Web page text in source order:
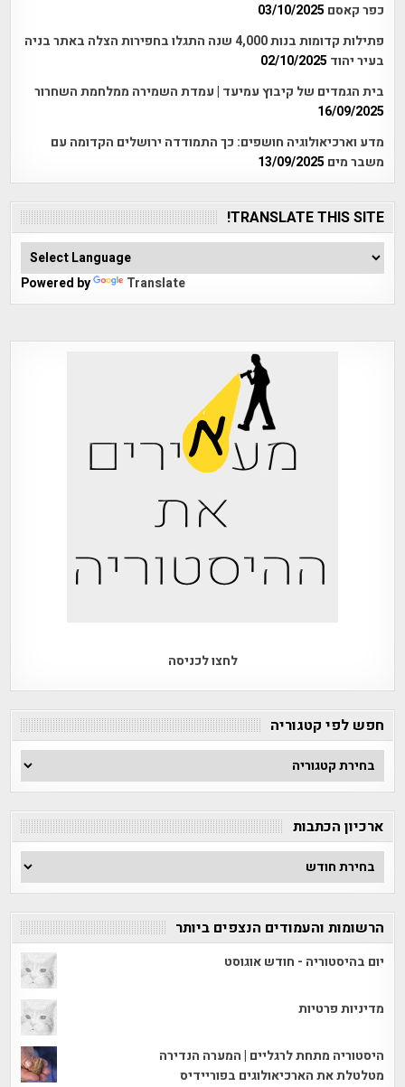
כפר קאסם 03/10/2025
פתילות קדומות בנות 4,000 שנה התגלו בחפירות הצלה באתר בניה
בעיר יהוד 02/10/2025
בית הגמדים של קיבוץ עמיעד | עמדת השמירה ממלחמת השחרור
16/09/2025
מדע וארכיאולוגיה חושפים: כך התמודדה ירושלים הקדומה עם
משבר מים 13/09/2025
TRANSLATE THIS SITE!
Powered by Translate
לחצו לכניסה
חפש לפי קטגוריה
חפש
לפי
ארכיון הכתבות
ארכיון
הכתבות
הרשומות והעמודים הנצפים ביותר
יום בהיסטוריה - חודש אוגוסט
מדיניות פרטיות
היסטוריה מתחת לרגליים | המערה הנדירה
מטלטלת את הארכיאולוגים בפוריידיס